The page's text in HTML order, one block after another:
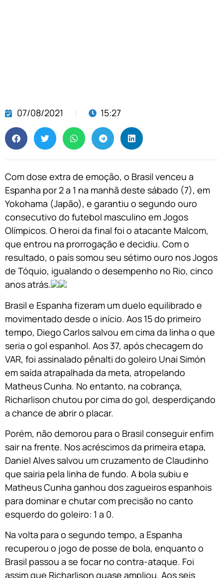
07/08/2021 15:27
Com dose extra de emoção, o Brasil venceu a
Espanha por 2 a 1 na manhã deste sábado (7), em
Yokohama (Japão), e garantiu o segundo ouro
consecutivo do futebol masculino em Jogos
Olímpicos. O heroi da final foi o atacante Malcom,
que entrou na prorrogação e decidiu. Com o
resultado, o país somou seu sétimo ouro nos Jogos
de Tóquio, igualando o desempenho no Rio, cinco
anos atrás.
Brasil e Espanha fizeram um duelo equilibrado e
movimentado desde o início. Aos 15 do primeiro
tempo, Diego Carlos salvou em cima da linha o que
seria o gol espanhol. Aos 37, após checagem do
VAR, foi assinalado pênalti do goleiro Unai Simón
em saída atrapalhada da meta, atropelando
Matheus Cunha. No entanto, na cobrança,
Richarlison chutou por cima do gol, desperdiçando
a chance de abrir o placar.
Porém, não demorou para o Brasil conseguir enfim
sair na frente. Nos acréscimos da primeira etapa,
Daniel Alves salvou um cruzamento de Claudinho
que sairia pela linha de fundo. A bola subiu e
Matheus Cunha ganhou dos zagueiros espanhois
para dominar e chutar com precisão no canto
esquerdo do goleiro: 1 a 0.
Na volta para o segundo tempo, a Espanha
recuperou o jogo de posse de bola, enquanto o
Brasil passou a se focar no contra-ataque. Foi
assim que Richarlison quase ampliou. Aos seis